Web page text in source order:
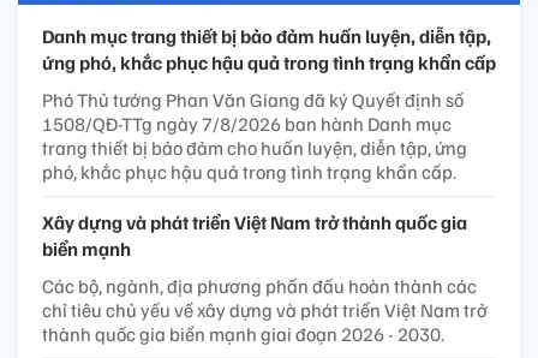
Danh mục trang thiết bị bảo đảm huấn luyện, diễn tập,
ứng phó, khắc phục hậu quả trong tình trạng khẩn cấp
Phó Thủ tướng Phan Văn Giang đã ký Quyết định số
1508/QĐ-TTg ngày 7/8/2026 ban hành Danh mục
trang thiết bị bảo đảm cho huấn luyện, diễn tập, ứng
phó, khắc phục hậu quả trong tình trạng khẩn cấp.
Xây dựng và phát triển Việt Nam trở thành quốc gia
biển mạnh
Các bộ, ngành, địa phương phấn đấu hoàn thành các
chỉ tiêu chủ yếu về xây dựng và phát triển Việt Nam trở
thành quốc gia biển mạnh giai đoạn 2026 - 2030.